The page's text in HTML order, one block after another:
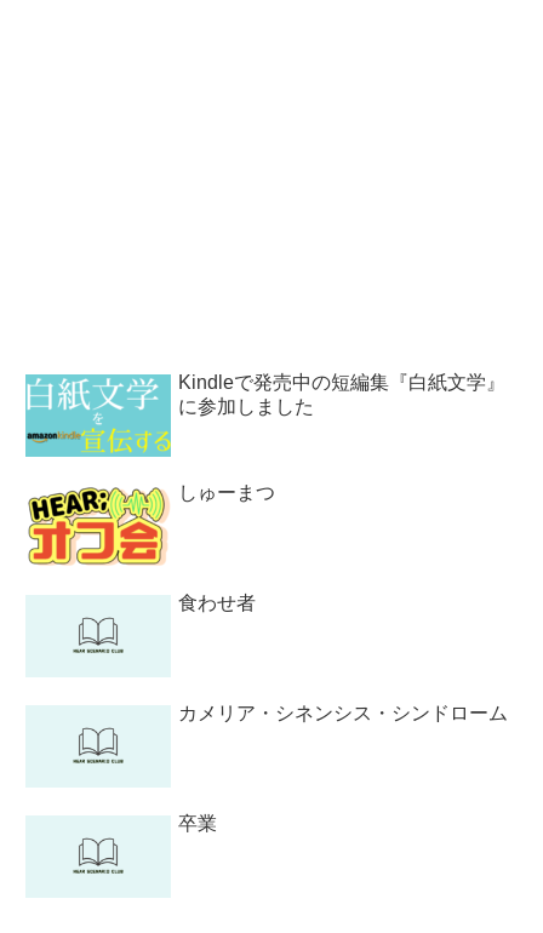
Kindleで発売中の短編集『白紙文学』
に参加しました
しゅーまつ
食わせ者
カメリア・シネンシス・シンドローム
卒業